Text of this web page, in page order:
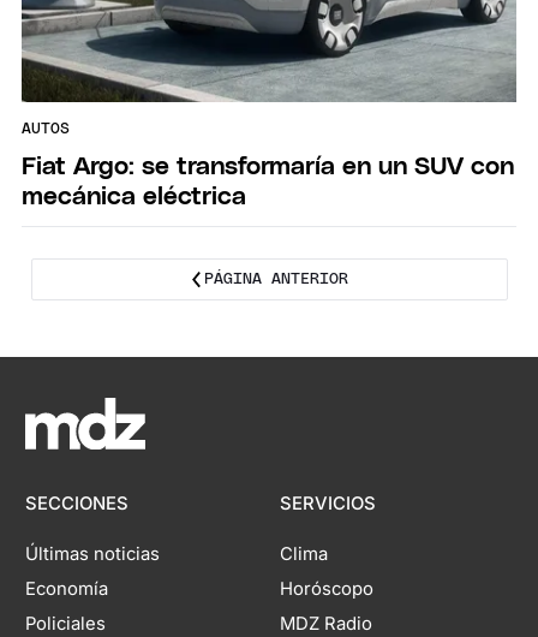
AUTOS
Fiat Argo: se transformaría en un SUV con
mecánica eléctrica
PÁGINA ANTERIOR
SECCIONES
Últimas noticias
Economía
Policiales
SERVICIOS
Clima
Horóscopo
MDZ Radio